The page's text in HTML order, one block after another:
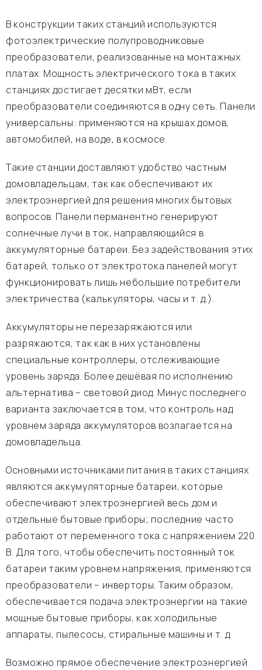
В конструкции таких станций используются
фотоэлектрические полупроводниковые
преобразователи, реализованные на монтажных
платах. Мощность электрического тока в таких
станциях достигает десятки мВт, если
преобразователи соединяются в одну сеть. Панели
универсальны: применяются на крышах домов,
автомобилей, на воде, в космосе.
Такие станции доставляют удобство частным
домовладельцам, так как обеспечивают их
электроэнергией для решения многих бытовых
вопросов. Панели перманентно генерируют
солнечные лучи в ток, направляющийся в
аккумуляторные батареи. Без задействования этих
батарей, только от электротока панелей могут
функционировать лишь небольшие потребители
электричества (калькуляторы, часы и т. д.).
Аккумуляторы не перезаряжаются или
разряжаются, так как в них установлены
специальные контроллеры, отслеживающие
уровень заряда. Более дешёвая по исполнению
альтернатива – световой диод. Минус последнего
варианта заключается в том, что контроль над
уровнем заряда аккумуляторов возлагается на
домовладельца.
Основными источниками питания в таких станциях
являются аккумуляторные батареи, которые
обеспечивают электроэнергией весь дом и
отдельные бытовые приборы; последние часто
работают от переменного тока с напряжением 220
В. Для того, чтобы обеспечить постоянный ток
батареи таким уровнем напряжения, применяются
преобразователи – инверторы. Таким образом,
обеспечивается подача электроэнергии на такие
мощные бытовые приборы, как холодильные
аппараты, пылесосы, стиральные машины и т. д.
Возможно прямое обеспечение электроэнергией